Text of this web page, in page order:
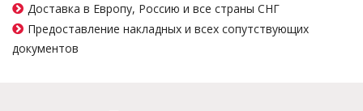
Доставка в Европу, Россию и все страны СНГ
Предоставление накладных и всех сопутствующих
документов